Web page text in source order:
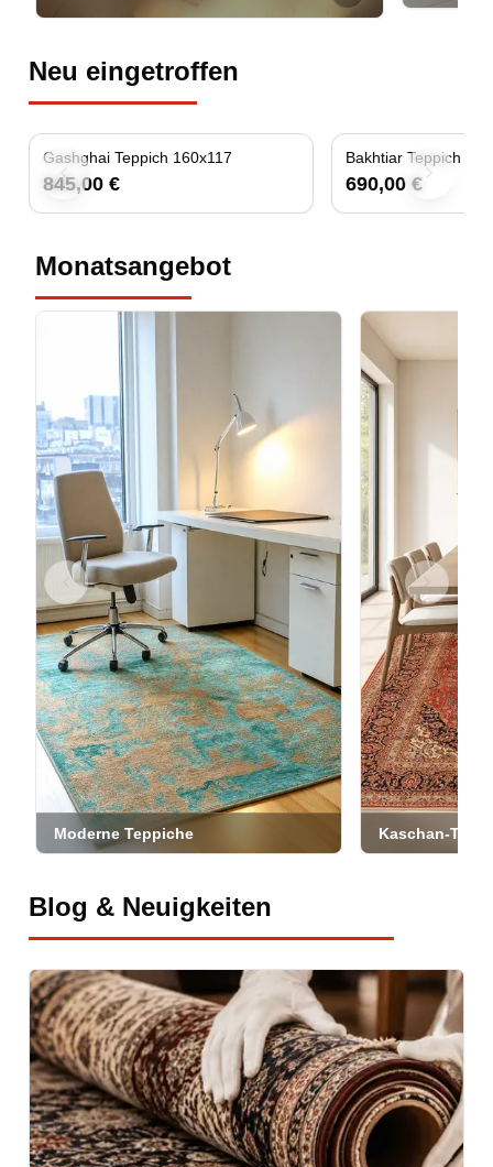
Neu eingetroffen
Gashghai Teppich 160x117
845,00 € 690,00 €
Previous slide
Monatsangebot
Moderne Teppiche
MODERN LOTUS Teppich 156x94
420,00 €
252,00 €
Kaschan-
Kashan
1.800,00 €
-30 %
Previous slide Next slide
Blog & Neuigkeiten